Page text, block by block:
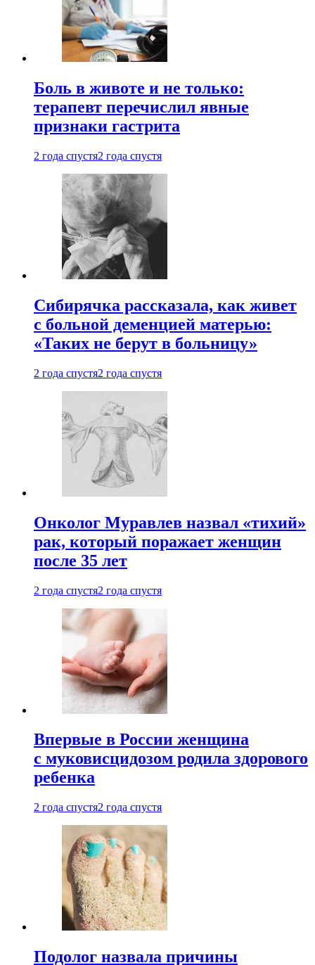
Боль в животе и не только:
терапевт перечислил явные
признаки гастрита
2 года спустя2 года спустя
Сибирячка рассказала, как живет
с больной деменцией матерью:
«Таких не берут в больницу»
2 года спустя2 года спустя
Онколог Муравлев назвал «тихий»
рак, который поражает женщин
после 35 лет
2 года спустя2 года спустя
Впервые в России женщина
с муковисцидозом родила здорового
ребенка
2 года спустя2 года спустя
Подолог назвала причины